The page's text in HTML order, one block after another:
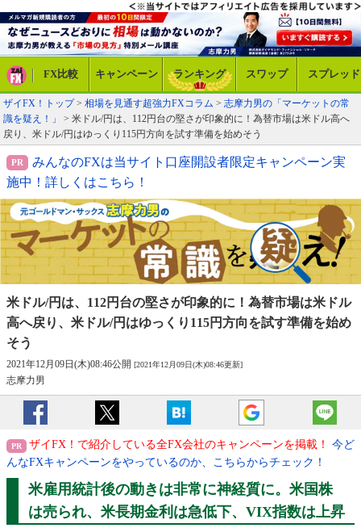
FX比較 キャンペーン ランキング スワップ スプレッド
ザイFX！トップ> 相場を見通す超強力FXコラム > 志摩力男の「マーケットの常
識を疑え！」
> 米ドル/円は、112円台の堅さが印象的に！為替市場は米ドル高へ
戻り、米ドル/円はゆっくり115円方向を試す準備を始めそう
みんなのFXは当サイト口座開設者限定キャンペーン実
施中！詳しくはこちら！
米ドル/円は、112円台の堅さが印象的に！ 為替市場は米ドル
高へ戻り、米ドル/円はゆっくり115円方向を試す準備を始め
そう
2021年12月09日(木)08:46公開 [2021年12月09日(木)08:46更新]
志摩力男
ザイFX！で紹介している全FX会社のキャンペーンを掲載！
今ど
んなFXキャンペーンをやっているのか、こちらからチェック！
米雇用統計後の動きは非常に神経質に。米国株
は売られ、米長期金利は急低下、VIX指数は上昇